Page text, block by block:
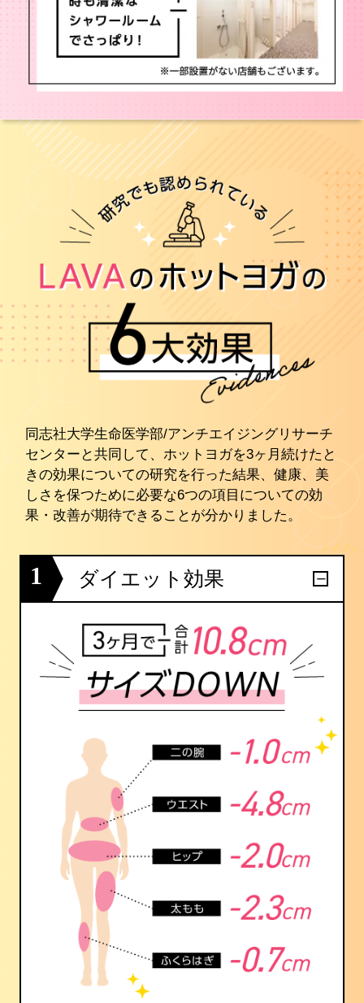
同志社大学生命医学部/アンチエイジングリサーチ
センターと共同して、ホットヨガを3ヶ月続けたと
きの効果についての研究を行った結果、健康、美
しさを保つために必要な6つの項目についての効
果・改善が期待できることが分かりました。
1 ダイエット効果